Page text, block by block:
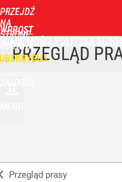
PRZEJDŹ
NA
STRONĘ
GŁÓWNĄ
WPROST
PRZEGLĄD
Przegląd prasy